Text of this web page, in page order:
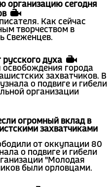
организацию сегодня
Как сейчас
творчеством в
Свеженцев.
духа
освобождения города
захватчиков. В
о подвиге и гибели
организации
огромный вклад в
захватчиками
от оккупации 80
о подвиге и гибели
"Молодая
были орловцами.